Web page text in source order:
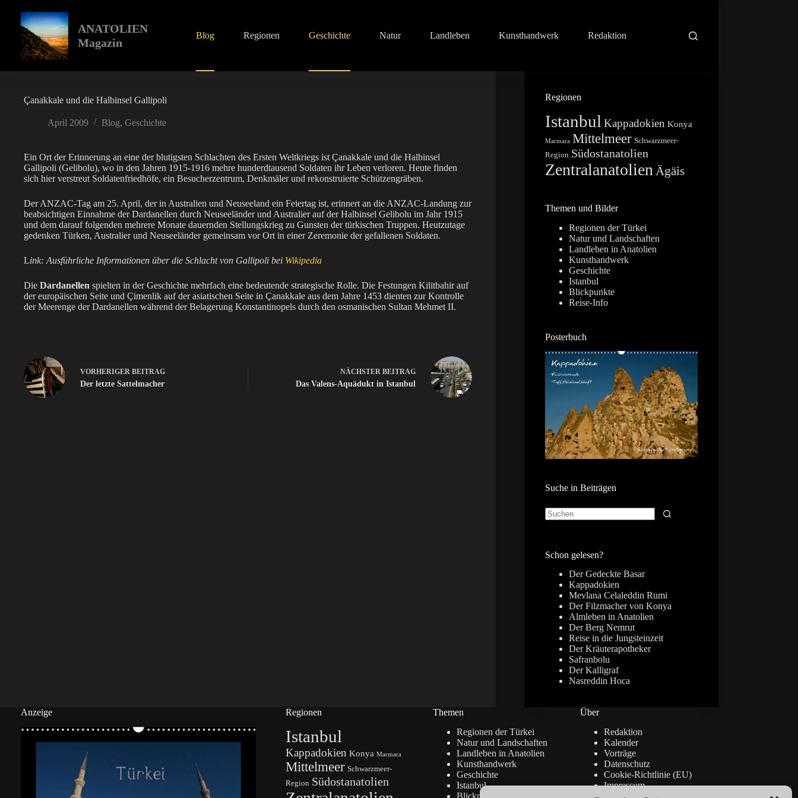
springen
ANATOLIEN
Magazin
Blog Regionen Geschichte Natur Landleben Kunsthandwerk Redaktion
Çanakkale und die Halbinsel Gallipoli
April 2009 Blog, Geschichte
Ein Ort der Erinnerung an eine der blutigsten Schlachten des Ersten Weltkriegs ist Çanakkale und die Halbinsel
Gallipoli (Gelibolu), wo in den Jahren 1915-1916 mehre hunderdtausend Soldaten ihr Leben verloren. Heute finden
sich hier verstreut Soldatenfriedhöfe, ein Besucherzentrum, Denkmäler und rekonstruierte Schützengräben.
Der ANZAC-Tag am 25. April, der in Australien und Neuseeland ein Feiertag ist, erinnert an die ANZAC-Landung zur
beabsichtigen Einnahme der Dardanellen durch Neuseeländer und Australier auf der Halbinsel Gelibolu im Jahr 1915
und dem darauf folgenden mehrere Monate dauernden Stellungskrieg zu Gunsten der türkischen Truppen. Heutzutage
gedenken Türken, Australier und Neuseeländer gemeinsam vor Ort in einer Zeremonie der gefallenen Soldaten.
Link: Ausführliche Informationen über die Schlacht von Gallipoli bei Wikipedia
Die Dardanellen spielten in der Geschichte mehrfach eine bedeutende strategische Rolle. Die Festungen Kilitbahir auf
der europäischen Seite und Çimenlik auf der asiatischen Seite in Çanakkale aus dem Jahre 1453 dienten zur Kontrolle
der Meerenge der Dardanellen während der Belagerung Konstantinopels durch den osmanischen Sultan Mehmet II.
VORHERIGER BEITRAG
Der letzte Sattelmacher
NÄCHSTER BEITRAG
Das Valens-Aquädukt in Istanbul
Regionen
Istanbul Kappadokien Konya
Marmara Mittelmeer Schwarzmeer-
Region Südostanatolien
Zentralanatolien Ägäis
Themen und Bilder
Regionen der Türkei
Natur und Landschaften
Landleben in Anatolien
Kunsthandwerk
Geschichte
Istanbul
Blickpunkte
Reise-Info
Posterbuch
Suche in Beiträgen
Schon gelesen?
Der Gedeckte Basar
Kappadokien
Mevlana Celaleddin Rumi
Der Filzmacher von Konya
Almleben in Anatolien
Der Berg Nemrut
Reise in die Jungsteinzeit
Der Kräuterapotheker
Safranbolu
Der Kalligraf
Nasreddin Hoca
Anzeige Regionen
Istanbul
Kappadokien Konya Marmara
Mittelmeer Schwarzmeer-
Region Südostanatolien
Themen
Regionen der Türkei
Natur und Landschaften
Landleben in Anatolien
Kunsthandwerk
Geschichte
Istanbul
Über
Redaktion
Kalender
Vorträge
Datenschutz
Cookie-Richtlinie (EU)
Impressum